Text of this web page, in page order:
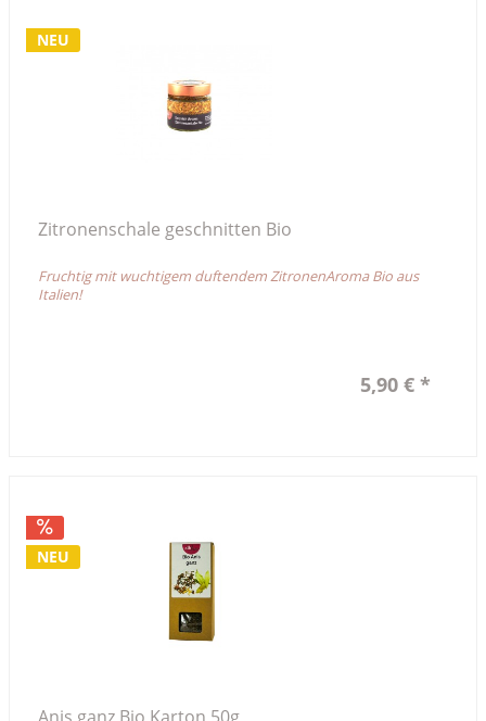
NEU
Zitronenschale geschnitten Bio
Fruchtig mit wuchtigem duftendem ZitronenAroma Bio aus
Italien!
5,90 € *
NEU